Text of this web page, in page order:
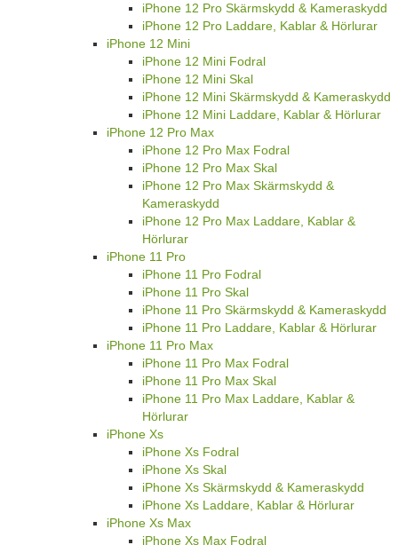
iPhone 12 Pro Skärmskydd & Kameraskydd
iPhone 12 Pro Laddare, Kablar & Hörlurar
iPhone 12 Mini
iPhone 12 Mini Fodral
iPhone 12 Mini Skal
iPhone 12 Mini Skärmskydd & Kameraskydd
iPhone 12 Mini Laddare, Kablar & Hörlurar
iPhone 12 Pro Max
iPhone 12 Pro Max Fodral
iPhone 12 Pro Max Skal
iPhone 12 Pro Max Skärmskydd &
Kameraskydd
iPhone 12 Pro Max Laddare, Kablar &
Hörlurar
iPhone 11 Pro
iPhone 11 Pro Fodral
iPhone 11 Pro Skal
iPhone 11 Pro Skärmskydd & Kameraskydd
iPhone 11 Pro Laddare, Kablar & Hörlurar
iPhone 11 Pro Max
iPhone 11 Pro Max Fodral
iPhone 11 Pro Max Skal
iPhone 11 Pro Max Laddare, Kablar &
Hörlurar
iPhone Xs
iPhone Xs Fodral
iPhone Xs Skal
iPhone Xs Skärmskydd & Kameraskydd
iPhone Xs Laddare, Kablar & Hörlurar
iPhone Xs Max
iPhone Xs Max Fodral